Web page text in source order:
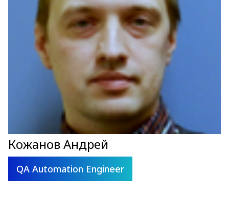
Кожанов Андрей
QA Automation Engineer